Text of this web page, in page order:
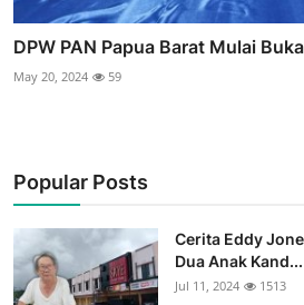
DPW PAN Papua Barat Mulai
May 20, 2024 59
Popular Posts
Cerita Eddy
Dua Anak Kand...
Jul 11, 2024 1513